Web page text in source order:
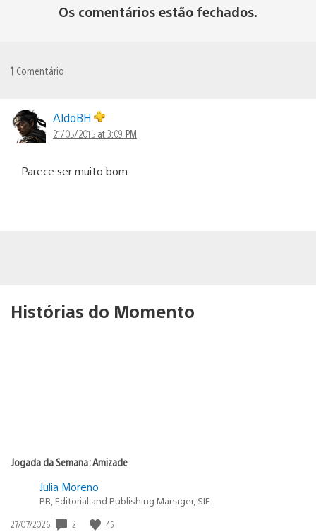
Os comentários estão fechados.
1 Comentário
AldoBH
21/05/2015 at 3:09 PM
Parece ser muito bom
Histórias do Momento
Jogada da Semana: Amizade
Julia Moreno
PR, Editorial and Publishing Manager, SIE
Data
27/07/2026 2 45